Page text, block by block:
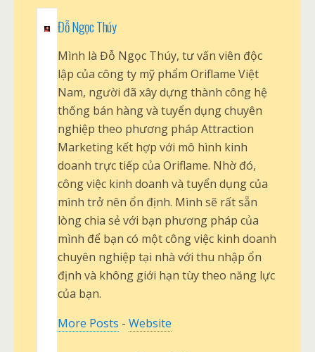
Đỗ Ngọc Thúy
Mình là Đỗ Ngọc Thúy, tư vấn viên độc
lập của công ty mỹ phẩm Oriflame Việt
Nam, người đã xây dựng thành công hệ
thống bán hàng và tuyển dụng chuyên
nghiệp theo phương pháp Attraction
Marketing kết hợp với mô hình kinh
doanh trực tiếp của Oriflame. Nhờ đó,
công việc kinh doanh và tuyển dụng của
mình trở nên ổn định. Mình sẽ rất sẵn
lòng chia sẻ với bạn phương pháp của
mình để bạn có một công việc kinh doanh
chuyên nghiệp tại nhà với thu nhập ổn
định và không giới hạn tùy theo năng lực
của bạn.
More Posts -Website